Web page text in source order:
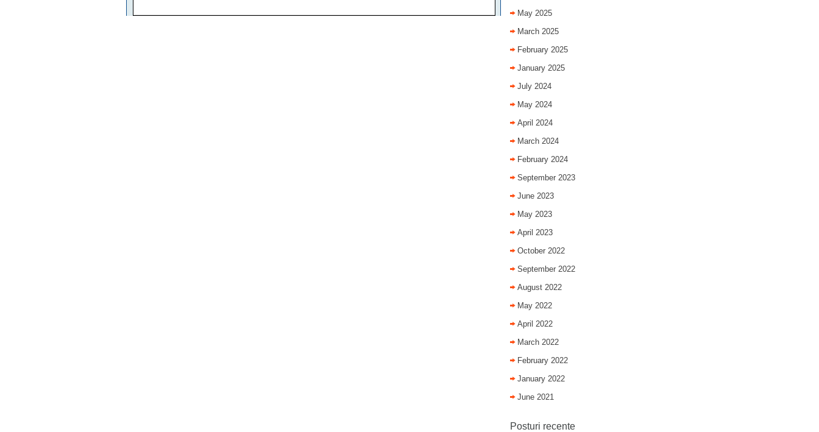
May 2025
March 2025
February 2025
January 2025
July 2024
May 2024
April 2024
March 2024
February 2024
September 2023
June 2023
May 2023
April 2023
October 2022
September 2022
August 2022
May 2022
April 2022
March 2022
February 2022
January 2022
June 2021
Posturi recente